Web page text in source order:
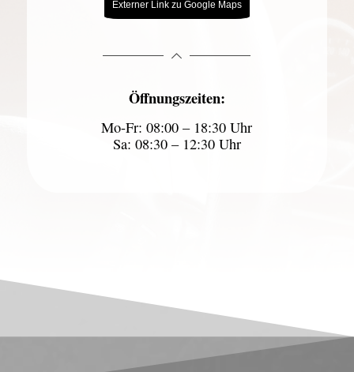
Öffnungszeiten:
Mo-Fr: 08:00 – 18:30 Uhr
Sa: 08:30 – 12:30 Uhr